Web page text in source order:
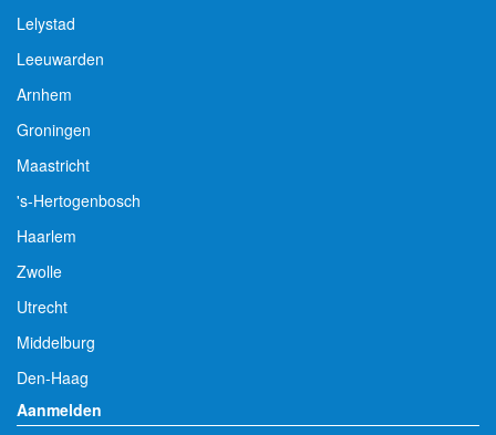
Lelystad
Leeuwarden
Arnhem
Groningen
Maastricht
's-Hertogenbosch
Haarlem
Zwolle
Utrecht
Middelburg
Den-Haag
Aanmelden